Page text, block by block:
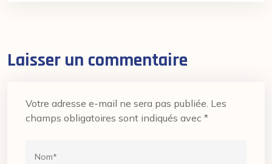
Laisser un commentaire
Votre adresse e-mail ne sera pas publiée. Les
champs obligatoires sont indiqués avec *